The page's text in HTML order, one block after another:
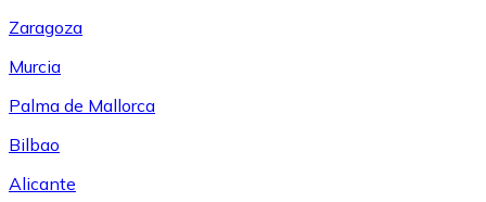
Zaragoza
Murcia
Palma de Mallorca
Bilbao
Alicante